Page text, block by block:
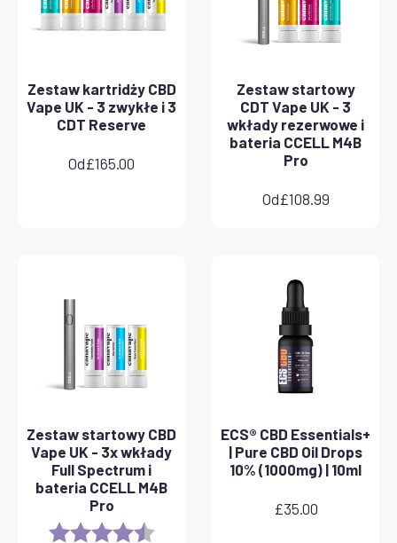
Zestaw kartridży CBD
Vape UK - 3 zwykłe i 3
CDT Reserve
Od£165.00
Zestaw startowy
CDT Vape UK - 3
wkłady rezerwowe i
bateria CCELL M4B
Pro
Od£108.99
Zestaw startowy CBD
Vape UK - 3x wkłady
Full Spectrum i
bateria CCELL M4B
Pro
Rating: 4.8 out of 5 stars
ECS® CBD Essentials+
| Pure CBD Oil Drops
10% (1000mg) | 10ml
£35.00